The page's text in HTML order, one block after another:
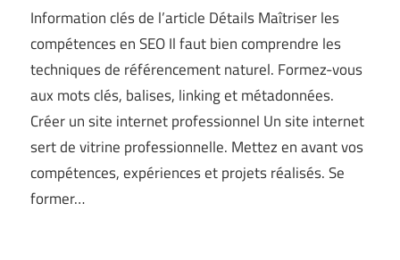
Information clés de l’article Détails Maîtriser les
compétences en SEO Il faut bien comprendre les
techniques de référencement naturel. Formez-vous
aux mots clés, balises, linking et métadonnées.
Créer un site internet professionnel Un site internet
sert de vitrine professionnelle. Mettez en avant vos
compétences, expériences et projets réalisés. Se
former…